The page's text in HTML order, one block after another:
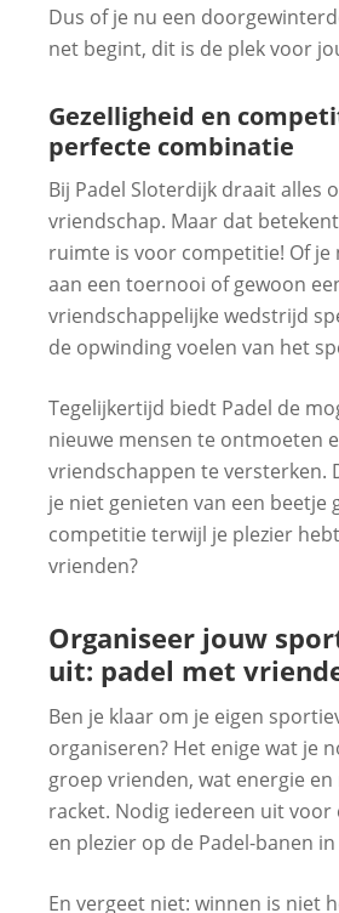
Dus of je nu een
net begint, dit is de plek voor
Gezelligheid en
perfecte combinatie
Bij Padel Sloterdijk draait alles
vriendschap. Maar dat
ruimte is voor competitie! Of je
aan een toernooi of gewoon
vriendschappelijke wedstrijd
de opwinding voelen van het
Tegelijkertijd biedt Padel de
nieuwe mensen te ontmoeten
vriendschappen te versterken.
je niet genieten van een beetje
competitie terwijl je plezier
vrienden?
Organiseer jouw
uit: padel met
Ben je klaar om je eigen
organiseren? Het enige wat je
groep vrienden, wat energie
racket. Nodig iedereen uit voor
en plezier op de Padel-banen
En vergeet niet: winnen is niet